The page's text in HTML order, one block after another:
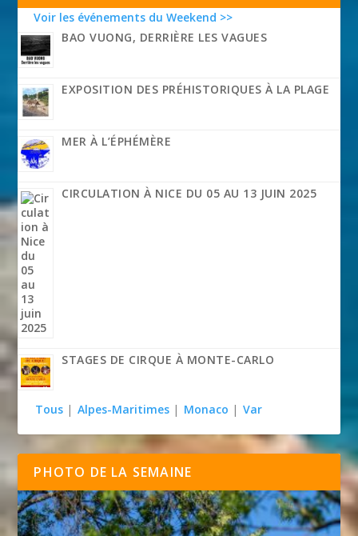
Voir les événements du Weekend >>
BAO VUONG, DERRIÈRE LES VAGUES
EXPOSITION DES PRÉHISTORIQUES À LA PLAGE
MER À L’ÉPHÉMÈRE
CIRCULATION À NICE DU 05 AU 13 JUIN 2025
STAGES DE CIRQUE À MONTE-CARLO
Tous | Alpes-Maritimes | Monaco | Var
PHOTO DE LA SEMAINE